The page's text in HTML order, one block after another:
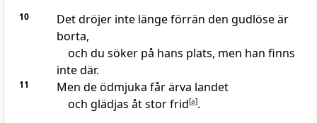
10
Det dröjer inte länge förrän den gudlöse är
borta,
och du söker på hans plats, men han finns
inte där.
11
Men de ödmjuka får ärva landet
och glädjas åt stor frid[a].